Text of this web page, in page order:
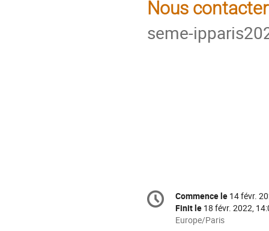
Nous
seme-
Information
de
Date/Heure
Commence le 14 févr.
Finit le 18 févr. 2022,
Toutes
Europe/Paris